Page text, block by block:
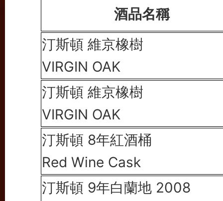
酒品名稱
汀斯頓 維京橡樹
VIRGIN OAK
汀斯頓 維京橡樹
VIRGIN OAK
汀斯頓 8年紅酒桶
Red Wine Cask
汀斯頓 9年白蘭地 2008